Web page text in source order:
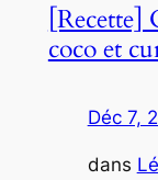
[Recette]
coco et
Déc 7,
dans